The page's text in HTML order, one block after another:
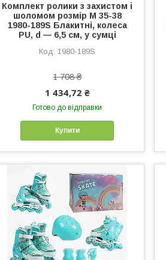
Комплект ролики з захистом і
шоломом розмір М 35-38
1980-189S Блакитні, колеса
PU, d — 6,5 см, у сумці
1980-189S
1 708 ₴
1 434,72 ₴
Готово до відправки
Купити